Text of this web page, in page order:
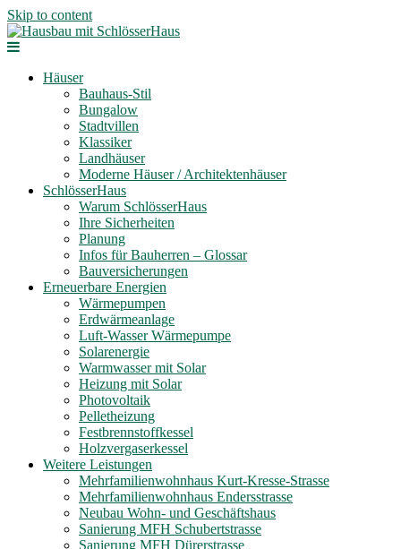
Skip to content
Häuser
Bauhaus-Stil
Bungalow
Stadtvillen
Klassiker
Landhäuser
Moderne Häuser / Architektenhäuser
SchlösserHaus
Warum SchlösserHaus
Ihre Sicherheiten
Planung
Infos für Bauherren – Glossar
Bauversicherungen
Erneuerbare Energien
Wärmepumpen
Erdwärmeanlage
Luft-Wasser Wärmepumpe
Solarenergie
Warmwasser mit Solar
Heizung mit Solar
Photovoltaik
Pelletheizung
Festbrennstoffkessel
Holzvergaserkessel
Weitere Leistungen
Mehrfamilienwohnhaus Kurt-Kresse-Strasse
Mehrfamilienwohnhaus Endersstrasse
Neubau Wohn- und Geschäftshaus
Sanierung MFH Schubertstrasse
Sanierung MFH Dürerstrasse